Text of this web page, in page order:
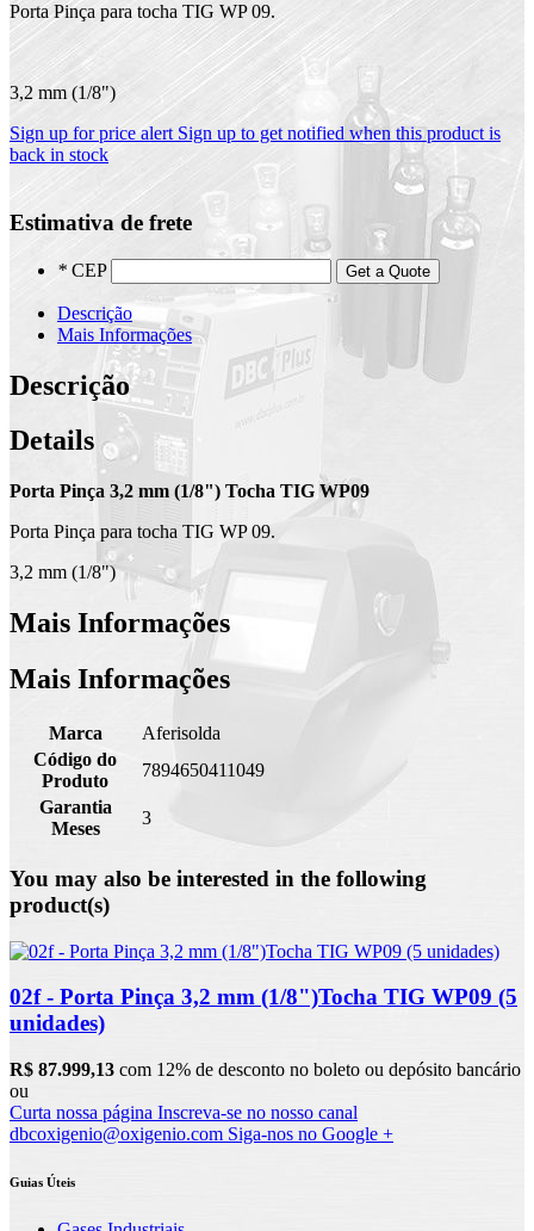
Porta Pinça para tocha TIG WP 09.
3,2 mm (1/8")
Sign up for price alert Sign up to get notified when this product is
back in stock
Estimativa de frete
* CEP Get a Quote
Descrição
Mais Informações
Descrição
Details
Porta Pinça 3,2 mm (1/8") Tocha TIG WP09
Porta Pinça para tocha TIG WP 09.
3,2 mm (1/8")
Mais Informações
Mais Informações
Marca
Aferisolda
Código do
Produto
7894650411049
Garantia
Meses
3
You may also be interested in the following
product(s)
02f - Porta Pinça 3,2 mm (1/8")Tocha TIG WP09 (5
unidades)
R$ 87.999,13 com 12% de desconto no boleto ou depósito bancário
ou
Curta nossa página Inscreva-se no nosso canal
dbcoxigenio@oxigenio.com Siga-nos no Google +
Guias Úteis